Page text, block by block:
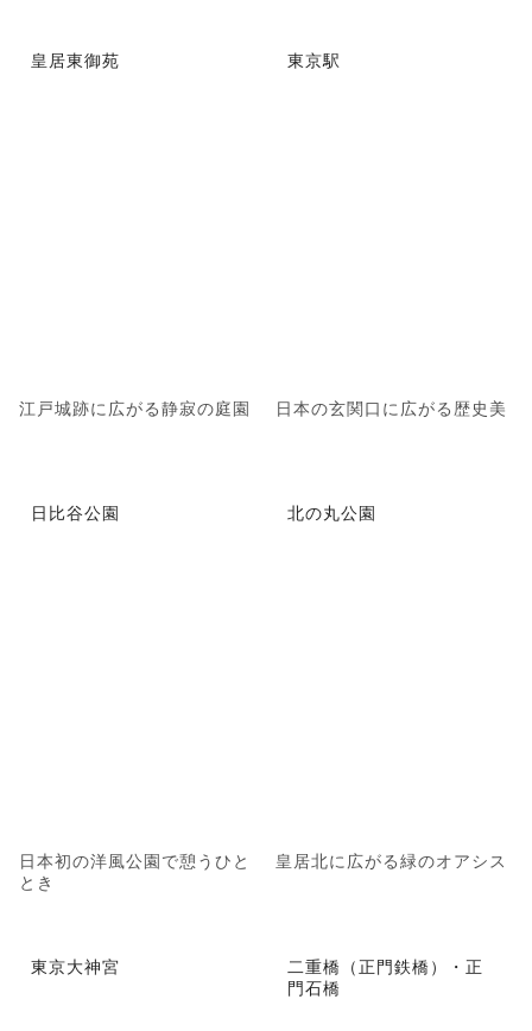
皇居東御苑
江戸城跡に広がる静寂の庭園
東京駅
日本の玄関口に広がる歴史美
日比谷公園
日本初の洋風公園で憩うひと
とき
北の丸公園
皇居北に広がる緑のオアシス
東京大神宮
二重橋（正門鉄橋）・正
門石橋